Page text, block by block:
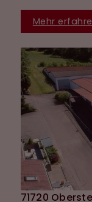
Mehr
71720